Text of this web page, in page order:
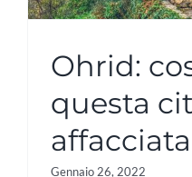
Ohrid:
questa
Gennaio 26, 2022